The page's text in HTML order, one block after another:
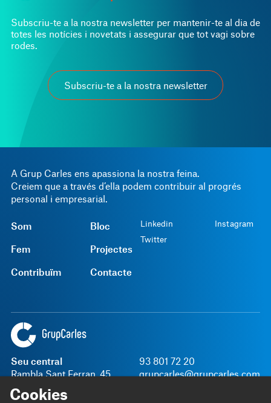
A Grup Carles ens apassiona la nostra feina.
Creiem que a través d’ella podem contribuir al progrés
personal i empresarial.
Som
Fem
Contribuïm
Bloc
Projectes
Contacte
Linkedin
Twitter
Instagram
Seu central
Rambla Sant Ferran, 45
08700 Igualada
93 801 72 20
grupcarles@grupcarles.com
Subscriu-te a la nostra newsletter per mantenir-te al dia de
totes les notícies i novetats i assegurar que tot vagi sobre
rodes.
Subscriu-te a la nostra newsletter
Cookies